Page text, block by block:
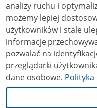
analizy ruchu i optymalizacji
możemy lepiej
użytkowników i stale ulepszać
informacje
pozwalać na
przeglądarki
dane osobowe. Polityka